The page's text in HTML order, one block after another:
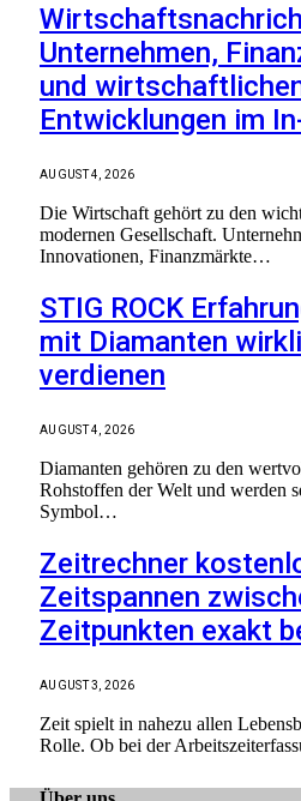
Unternehmen,
und
Entwicklungen im
AUGUST 4, 2026
Die Wirtschaft gehört zu den
modernen Gesellschaft.
Innovationen, Finanzmärkte…
STIG ROCK
mit Diamanten
verdienen
AUGUST 4, 2026
Diamanten gehören zu den
Rohstoffen der Welt und werden
Symbol…
Zeitrechner
Zeitspannen
Zeitpunkten exakt
AUGUST 3, 2026
Zeit spielt in nahezu allen
Rolle. Ob bei der